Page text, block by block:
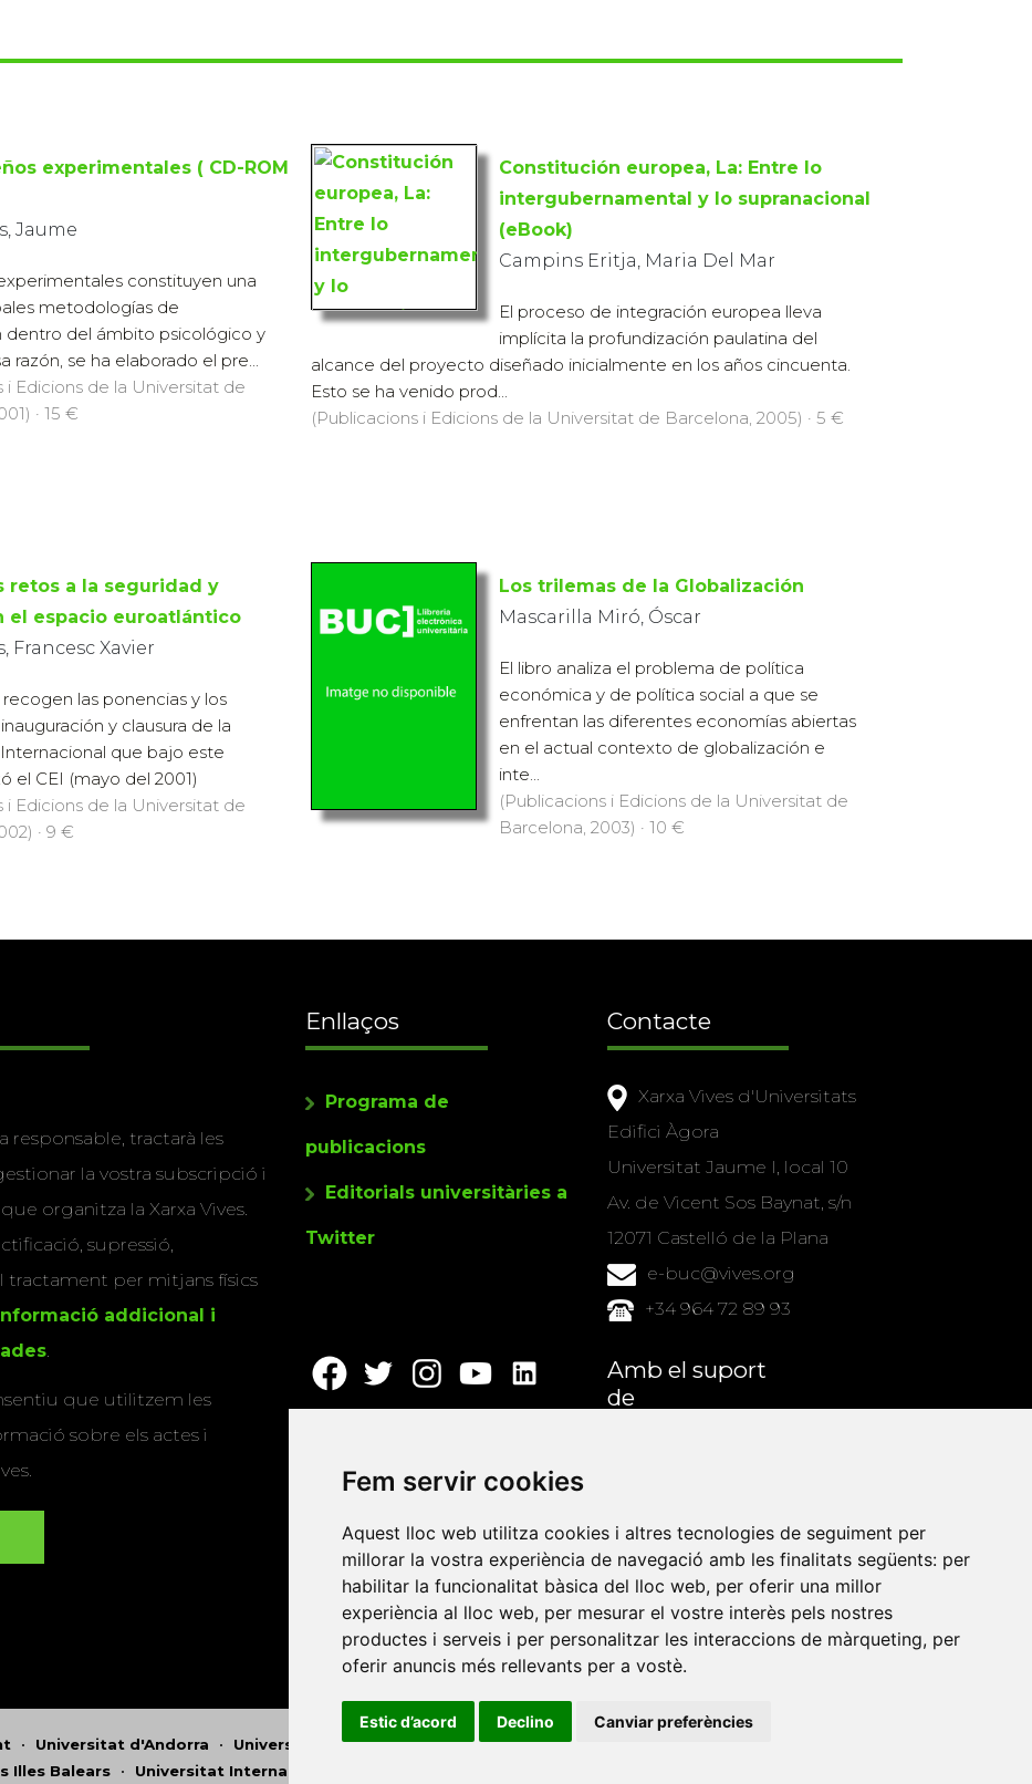
Fem servir cookies
Aquest lloc web utilitza cookies i altres tecnologies de seguiment per
millorar la vostra experiència de navegació amb les finalitats següents: per
habilitar la funcionalitat bàsica del lloc web, per oferir una millor
experiència al lloc web, per mesurar el vostre interès pels nostres
productes i serveis i per personalitzar les interaccions de màrqueting, per
oferir anuncis més rellevants per a vostè.
Estic d’acord Declino Canviar preferències
experimentales ( CD-ROM
Jaume
constituyen una
metodologías de
dentro del ámbito psicológico y
razón, se ha elaborado el pre...
i Edicions de la Universitat de
· 15 €
Constitución europea, La: Entre lo
intergubernamental y lo supranacional
(eBook)
Campins Eritja, Maria Del Mar
El proceso de integración europea lleva
implícita la profundización paulatina del
alcance del proyecto diseñado inicialmente en los años cincuenta.
Esto se ha venido prod...
(Publicacions i Edicions de la Universitat de Barcelona, 2005) · 5 €
retos a la seguridad y
el espacio euroatlántico
Francesc Xavier
recogen las ponencias y los
y clausura de la
que bajo este
el CEI (mayo del 2001)
i Edicions de la Universitat de
· 9 €
Los trilemas de la Globalización
Mascarilla Miró, Óscar
El libro analiza el problema de política
económica y de política social a que se
enfrentan las diferentes economías abiertas
en el actual contexto de globalización e
inte...
(Publicacions i Edicions de la Universitat de
Barcelona, 2003) · 10 €
responsable, tractarà les
la vostra subscripció i
organitza la Xarxa Vives.
supressió,
per mitjans físics
addicional i
.
que utilitzem les
sobre els actes i
Enllaços
Programa de
publicacions
Editorials universitàries a
Twitter
Contacte
Xarxa Vives d'Universitats
Edifici Àgora
Universitat Jaume I, local 10
Av. de Vicent Sos Baynat, s/n
12071 Castelló de la Plana
e-buc@vives.org
+34 964 72 89 93
Amb el suport
de
• Universitat d'Andorra • Universitat Autònoma de Barcelona•Universitat de Barcelona
Illes Balears • Universitat Internacional de Catalunya